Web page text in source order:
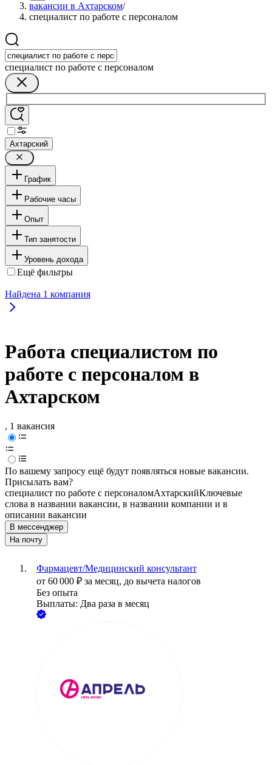
вакансии в Ахтарском/
специалист по работе с персоналом
специалист по работе с персоналом
Ахтарский
График
Рабочие часы
Опыт
Тип занятости
Уровень дохода
Ещё фильтры
Найдена 1 компания
Работа специалистом по
работе с персоналом в
Ахтарском
, 1 вакансия
По вашему запросу ещё будут появляться новые вакансии.
Присылать вам?
специалист по работе с персоналомАхтарскийКлючевые
слова в названии вакансии, в названии компании и в
описании вакансии
В мессенджер
На почту
Фармацевт/Медицинский консультант
от 60 000 ₽ за месяц, до вычета налогов
Без опыта
Выплаты: Два раза в месяц